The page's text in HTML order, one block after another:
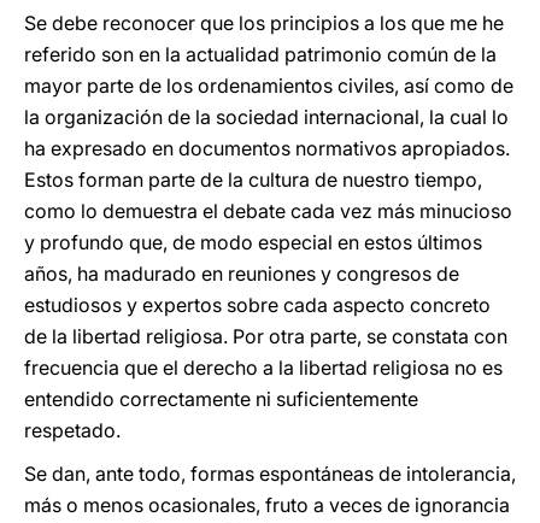
Se debe reconocer que los principios a los que me he
referido son en la actualidad patrimonio común de la
mayor parte de los ordenamientos civiles, así como de
la organización de la sociedad internacional, la cual lo
ha expresado en documentos normativos apropiados.
Estos forman parte de la cultura de nuestro tiempo,
como lo demuestra el debate cada vez más minucioso
y profundo que, de modo especial en estos últimos
años, ha madurado en reuniones y congresos de
estudiosos y expertos sobre cada aspecto concreto
de la libertad religiosa. Por otra parte, se constata con
frecuencia que el derecho a la libertad religiosa no es
entendido correctamente ni suficientemente
respetado.
Se dan, ante todo, formas espontáneas de intolerancia,
más o menos ocasionales, fruto a veces de ignorancia